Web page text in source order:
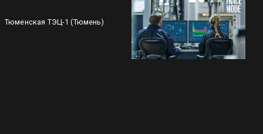
Тюменская ТЭЦ-1 (Тюмень)